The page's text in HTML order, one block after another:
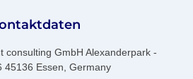
consulting GmbH Alexanderpark -
45136 Essen, Germany